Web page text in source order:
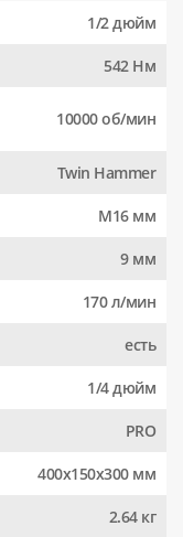
1/2 дюйм
542 Нм
10000 об/мин
Twin Hammer
M16 мм
9 мм
170 л/мин
есть
1/4 дюйм
PRO
400х150х300 мм
2.64 кг